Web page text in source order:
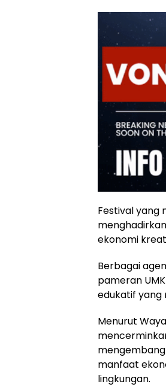
Festival yang
ekonomi
Berbagai
pameran
edukatif yang
Menurut
manfaat
lingkungan.